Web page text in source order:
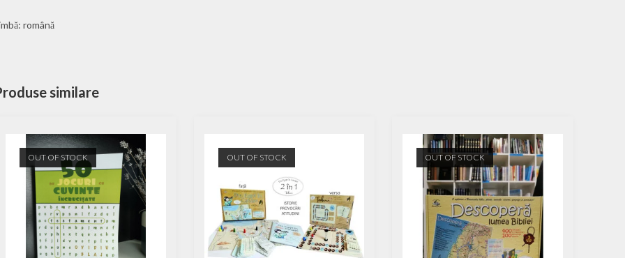
română
similare
OUT OF STOCK OUT OF STOCK OUT OF STOCK